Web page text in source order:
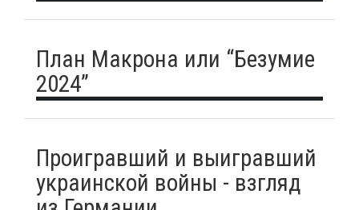
План Макрона или “Безумие
2024”
Проигравший и выигравший
украинской войны - взгляд